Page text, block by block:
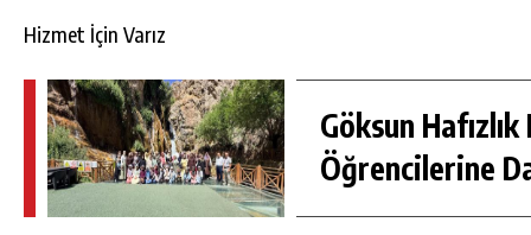
Hizmet İçin Varız
Göksun Hafızlık
Öğrencilerine